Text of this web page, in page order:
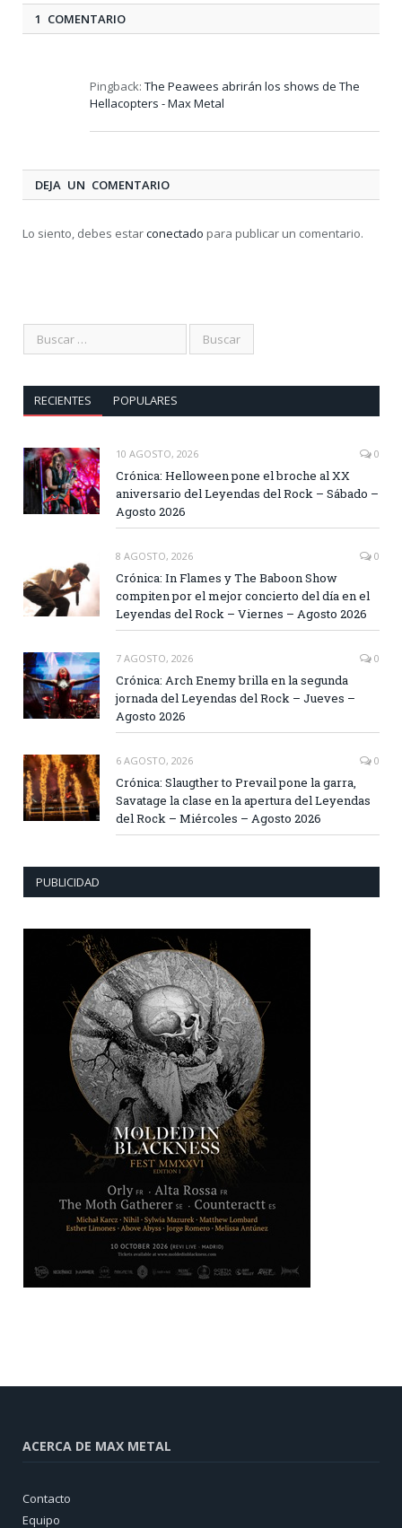
1 COMENTARIO
Pingback: The Peawees abrirán los shows de The
Hellacopters - Max Metal
DEJA UN COMENTARIO
Lo siento, debes estarconectado para publicar un comentario.
RECIENTES POPULARES
10 AGOSTO, 2026 0
Crónica: Helloween pone el broche al XX
aniversario del Leyendas del Rock – Sábado –
Agosto 2026
8 AGOSTO, 2026 0
Crónica: In Flames y The Baboon Show
compiten por el mejor concierto del día en el
Leyendas del Rock – Viernes – Agosto 2026
7 AGOSTO, 2026 0
Crónica: Arch Enemy brilla en la segunda
jornada del Leyendas del Rock – Jueves –
Agosto 2026
6 AGOSTO, 2026 0
Crónica: Slaugther to Prevail pone la garra,
Savatage la clase en la apertura del Leyendas
del Rock – Miércoles – Agosto 2026
PUBLICIDAD
ACERCA DE MAX METAL
Contacto
Equipo